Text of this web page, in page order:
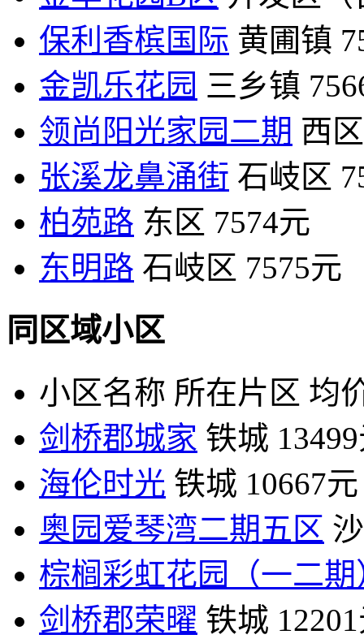
保利香槟国际 黄圃镇
金凯乐花园 三乡镇
领尚阳光家园二期 西区
张溪龙鼻涌街 石岐区
柏苑路 东区 7574元
东明路 石岐区 7575元
同区域小区
小区名称 所在片区 均
剑桥郡城家 铁城
海伦时光 铁城 10667元
奥园爱琴湾二期五区
棕榈彩虹花园（一二期
剑桥郡荣曜 铁城